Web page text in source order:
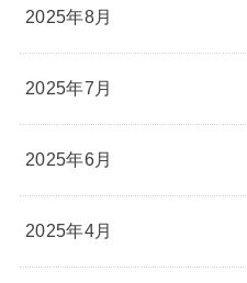
2025年8月
2025年7月
2025年6月
2025年4月